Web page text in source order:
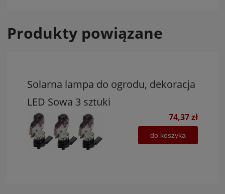
Produkty powiązane
Solarna lampa do ogrodu, dekoracja
LED Sowa 3 sztuki
74,37 zł
do koszyka